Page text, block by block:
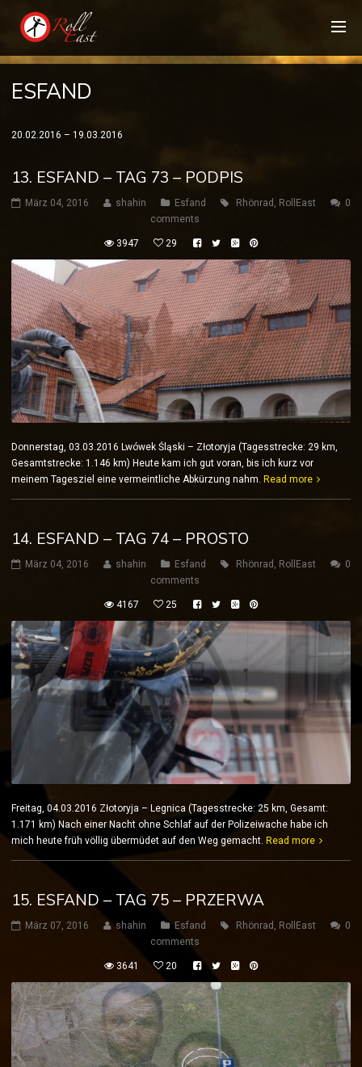
ESFAND
20.02.2016 – 19.03.2016
13. ESFAND – TAG 73 – PODPIS
März 04, 2016 shahin Esfand Rhönrad , RollEast
0
comments
3947 29
Donnerstag, 03.03.2016 Lwówek Śląski – Złotoryja (Tagesstrecke: 29 km,
Gesamtstrecke: 1.146 km) Heute kam ich gut voran, bis ich kurz vor
meinem Tagesziel eine vermeintliche Abkürzung nahm. Read more
14. ESFAND – TAG 74 – PROSTO
März 04, 2016 shahin Esfand Rhönrad , RollEast
0
comments
4167 25
Freitag, 04.03.2016 Złotoryja – Legnica (Tagesstrecke: 25 km, Gesamt:
1.171 km) Nach einer Nacht ohne Schlaf auf der Polizeiwache habe ich
mich heute früh völlig übermüdet auf den Weg gemacht. Read more
15. ESFAND – TAG 75 – PRZERWA
März 07, 2016 shahin Esfand Rhönrad , RollEast
0
comments
3641 20